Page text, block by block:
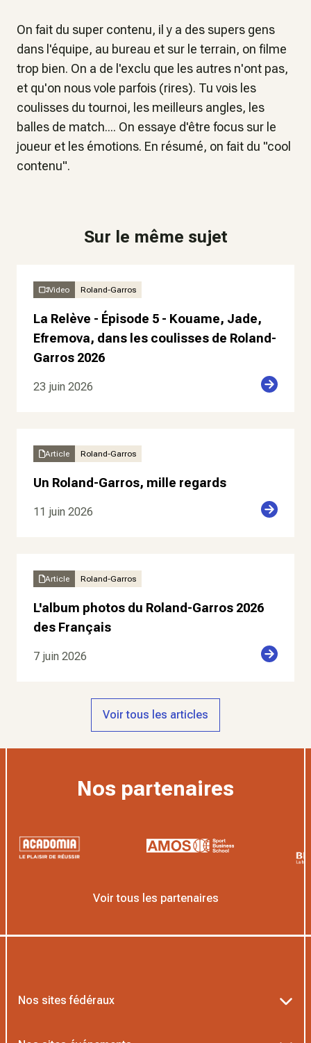
On fait du super contenu, il y a des supers gens
dans l'équipe, au bureau et sur le terrain, on filme
trop bien. On a de l'exclu que les autres n'ont pas,
et qu'on nous vole parfois (rires). Tu vois les
coulisses du tournoi, les meilleurs angles, les
balles de match.... On essaye d'être focus sur le
joueur et les émotions. En résumé, on fait du "cool
contenu".
Sur le même sujet
Video Roland-Garros
La Relève - Épisode 5 - Kouame, Jade,
Efremova, dans les coulisses de Roland-
Garros 2026
23 juin 2026
Article Roland-Garros
Un Roland-Garros, mille regards
11 juin 2026
Article Roland-Garros
L'album photos du Roland-Garros 2026
des Français
7 juin 2026
Voir tous les articles
Nos partenaires
Voir tous les partenaires
Nos sites fédéraux